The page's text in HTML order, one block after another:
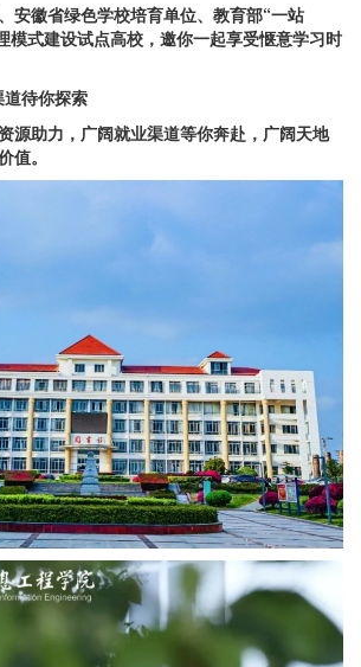
安徽省绿色学校培育单位、教育部“一站
模式建设试点高校，邀你一起享受惬意学习时
待你探索
源助力，广阔就业渠道等你奔赴，广阔天地
值。